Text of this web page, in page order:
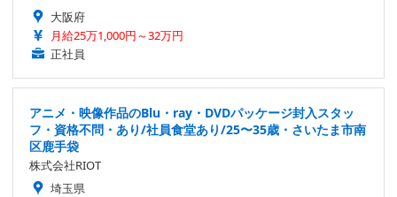
大阪府
月給25万1,000円～32万円
正社員
アニメ・映像作品のBlu・ray・DVDパッケージ封入スタッ
フ・資格不問・あり/社員食堂あり/25〜35歳・さいたま市南
区鹿手袋
株式会社RIOT
埼玉県